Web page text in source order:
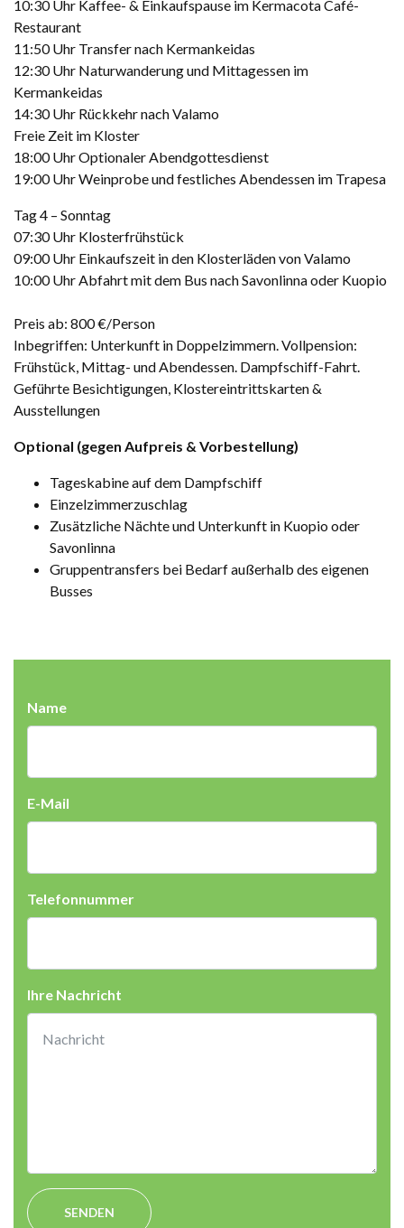
10:30 Uhr Kaffee- & Einkaufspause im Kermacota Café-
Restaurant
11:50 Uhr Transfer nach Kermankeidas
12:30 Uhr Naturwanderung und Mittagessen im
Kermankeidas
14:30 Uhr Rückkehr nach Valamo
Freie Zeit im Kloster
18:00 Uhr Optionaler Abendgottesdienst
19:00 Uhr Weinprobe und festliches Abendessen im Trapesa
Tag 4 – Sonntag
07:30 Uhr Klosterfrühstück
09:00 Uhr Einkaufszeit in den Klosterläden von Valamo
10:00 Uhr Abfahrt mit dem Bus nach Savonlinna oder Kuopio
Preis ab: 800 €/Person
Inbegriffen: Unterkunft in Doppelzimmern. Vollpension:
Frühstück, Mittag- und Abendessen. Dampfschiff-Fahrt.
Geführte Besichtigungen, Klostereintrittskarten &
Ausstellungen
Optional (gegen Aufpreis & Vorbestellung)
Tageskabine auf dem Dampfschiff
Einzelzimmerzuschlag
Zusätzliche Nächte und Unterkunft in Kuopio oder
Savonlinna
Gruppentransfers bei Bedarf außerhalb des eigenen
Busses
Name
E-Mail
Telefonnummer
Ihre Nachricht
SENDEN